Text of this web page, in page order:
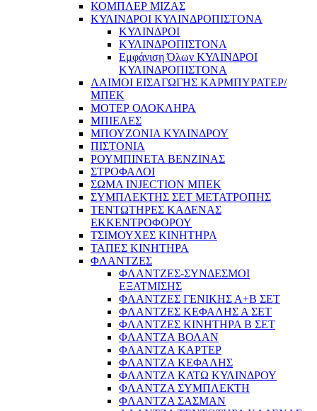
ΚΟΜΠΛΕΡ ΜΙΖΑΣ
ΚΥΛΙΝΔΡΟΙ ΚΥΛΙΝΔΡΟΠΙΣΤΟΝΑ
ΚΥΛΙΝΔΡΟΙ
ΚΥΛΙΝΔΡΟΠΙΣΤΟΝΑ
Εμφάνιση Όλων ΚΥΛΙΝΔΡΟΙ
ΚΥΛΙΝΔΡΟΠΙΣΤΟΝΑ
ΛΑΙΜΟΙ ΕΙΣΑΓΩΓΗΣ ΚΑΡΜΠΥΡΑΤΕΡ/
ΜΠΕΚ
ΜΟΤΕΡ ΟΛΟΚΛΗΡΑ
ΜΠΙΕΛΕΣ
ΜΠΟΥΖΟΝΙΑ ΚΥΛΙΝΔΡΟΥ
ΠΙΣΤΟΝΙΑ
ΡΟΥΜΠΙΝΕΤΑ ΒΕΝΖΙΝΑΣ
ΣΤΡΟΦΑΛΟΙ
ΣΩΜΑ INJECTION ΜΠΕΚ
ΣΥΜΠΛΕΚΤΗΣ ΣΕΤ ΜΕΤΑΤΡΟΠΗΣ
ΤΕΝΤΩΤΗΡΕΣ ΚΑΔΕΝΑΣ
ΕΚΚΕΝΤΡΟΦΟΡΟΥ
ΤΣΙΜΟΥΧΕΣ ΚΙΝΗΤΗΡΑ
ΤΑΠΕΣ ΚΙΝΗΤΗΡΑ
ΦΛΑΝΤΖΕΣ
ΦΛΑΝΤΖΕΣ-ΣΥΝΔΕΣΜΟΙ
ΕΞΑΤΜΙΣΗΣ
ΦΛΑΝΤΖΕΣ ΓΕΝΙΚΗΣ Α+Β ΣΕΤ
ΦΛΑΝΤΖΕΣ ΚΕΦΑΛΗΣ Α ΣΕΤ
ΦΛΑΝΤΖΕΣ ΚΙΝΗΤΗΡΑ Β ΣΕΤ
ΦΛΑΝΤΖΑ ΒΟΛΑΝ
ΦΛΑΝΤΖΑ ΚΑΡΤΕΡ
ΦΛΑΝΤΖΑ ΚΕΦΑΛΗΣ
ΦΛΑΝΤΖΑ ΚΑΤΩ ΚΥΛΙΝΔΡΟΥ
ΦΛΑΝΤΖΑ ΣΥΜΠΛΕΚΤΗ
ΦΛΑΝΤΖΑ ΣΑΣΜΑΝ